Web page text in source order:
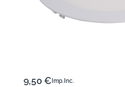
9,50€ Imp. Inc.